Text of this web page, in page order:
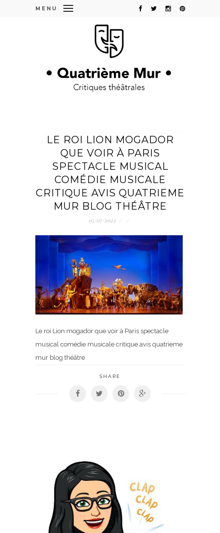
MENU
LE ROI LION MOGADOR
QUE VOIR À PARIS
SPECTACLE MUSICAL
COMÉDIE MUSICALE
CRITIQUE AVIS QUATRIEME
MUR BLOG THÉÂTRE
05/07/2022 / /
Le roi Lion mogador que voir à Paris spectacle
musical comédie musicale critique avis quatrieme
mur blog théâtre
SHARE